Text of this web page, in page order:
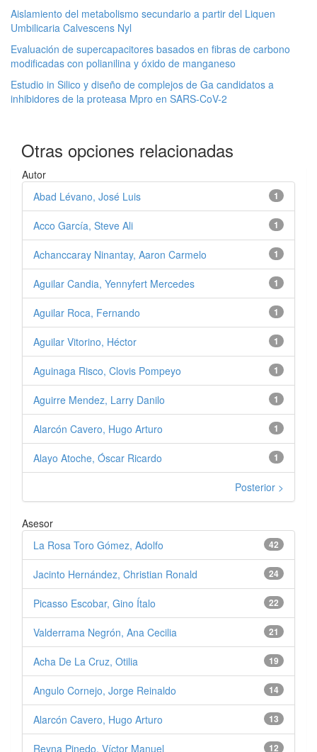
Aislamiento del metabolismo secundario a partir del Liquen
Umbilicaria Calvescens Nyl
Evaluación de supercapacitores basados en fibras de carbono
modificadas con polianilina y óxido de manganeso
Estudio in Silico y diseño de complejos de Ga candidatos a
inhibidores de la proteasa Mpro en SARS-CoV-2
Otras opciones relacionadas
Autor
1
Abad Lévano, José Luis
1
Acco García, Steve Ali
1
Achanccaray Ninantay, Aaron Carmelo
1
Aguilar Candia, Yennyfert Mercedes
1
Aguilar Roca, Fernando
1
Aguilar Vitorino, Héctor
1
Aguinaga Risco, Clovis Pompeyo
1
Aguirre Mendez, Larry Danilo
1
Alarcón Cavero, Hugo Arturo
1
Alayo Atoche, Óscar Ricardo
Posterior >
Asesor
42
La Rosa Toro Gómez, Adolfo
24
Jacinto Hernández, Christian Ronald
22
Picasso Escobar, Gino Ítalo
21
Valderrama Negrón, Ana Cecilia
19
Acha De La Cruz, Otilia
14
Angulo Cornejo, Jorge Reinaldo
13
Alarcón Cavero, Hugo Arturo
12
Reyna Pinedo, Víctor Manuel